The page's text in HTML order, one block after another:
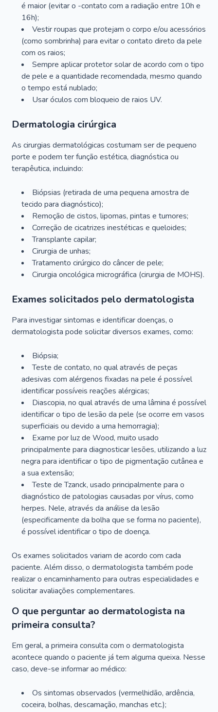
é maior (evitar o -contato com a radiação entre 10h e
16h);
Vestir roupas que protejam o corpo e/ou acessórios
(como sombrinha) para evitar o contato direto da pele
com os raios;
Sempre aplicar protetor solar de acordo com o tipo
de pele e a quantidade recomendada, mesmo quando
o tempo está nublado;
Usar óculos com bloqueio de raios UV.
Dermatologia cirúrgica
As cirurgias dermatológicas costumam ser de pequeno
porte e podem ter função estética, diagnóstica ou
terapêutica, incluindo:
Biópsias (retirada de uma pequena amostra de
tecido para diagnóstico);
Remoção de cistos, lipomas, pintas e tumores;
Correção de cicatrizes inestéticas e queloides;
Transplante capilar;
Cirurgia de unhas;
Tratamento cirúrgico do câncer de pele;
Cirurgia oncológica micrográfica (cirurgia de MOHS).
Exames solicitados pelo dermatologista
Para investigar sintomas e identificar doenças, o
dermatologista pode solicitar diversos exames, como:
Biópsia;
Teste de contato, no qual através de peças
adesivas com alérgenos fixadas na pele é possível
identificar possíveis reações alérgicas;
Diascopia, no qual através de uma lâmina é possível
identificar o tipo de lesão da pele (se ocorre em vasos
superficiais ou devido a uma hemorragia);
Exame por luz de Wood, muito usado
principalmente para diagnosticar lesões, utilizando a luz
negra para identificar o tipo de pigmentação cutânea e
a sua extensão;
Teste de Tzanck, usado principalmente para o
diagnóstico de patologias causadas por vírus, como
herpes. Nele, através da análise da lesão
(especificamente da bolha que se forma no paciente),
é possível identificar o tipo de doença.
Os exames solicitados variam de acordo com cada
paciente. Além disso, o dermatologista também pode
realizar o encaminhamento para outras especialidades e
solicitar avaliações complementares.
O que perguntar ao dermatologista na
primeira consulta?
Em geral, a primeira consulta com o dermatologista
acontece quando o paciente já tem alguma queixa. Nesse
caso, deve-se informar ao médico:
Os sintomas observados (vermelhidão, ardência,
coceira, bolhas, descamação, manchas etc.);